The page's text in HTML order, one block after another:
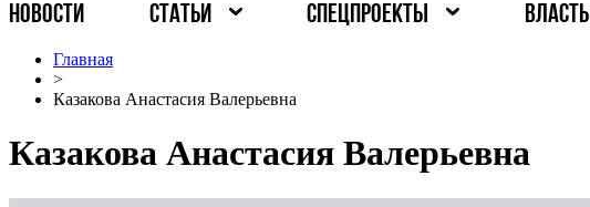
НОВОСТИ СТАТЬИ СПЕЦПРОЕКТЫ ВЛАСТЬ
Главная
>
Казакова Анастасия Валерьевна
Казакова Анастасия Валерьевна